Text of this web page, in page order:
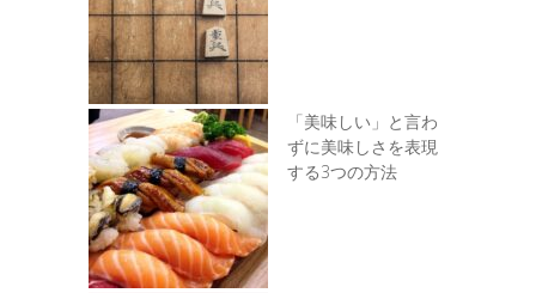
「美味しい」と言わ
ずに美味しさを表現
する3つの方法